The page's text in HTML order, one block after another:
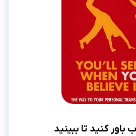
باور کنید تا ببینید